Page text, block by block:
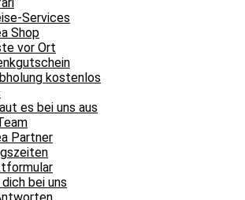
Services
Shop
vor Ort
kostenlos
es bei uns aus
Partner
bei uns